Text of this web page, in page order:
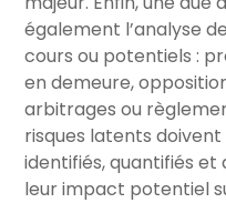
également l’analyse
cours ou potentiels :
en demeure,
arbitrages ou
risques latents
identifiés, quantifiés
leur impact potentiel